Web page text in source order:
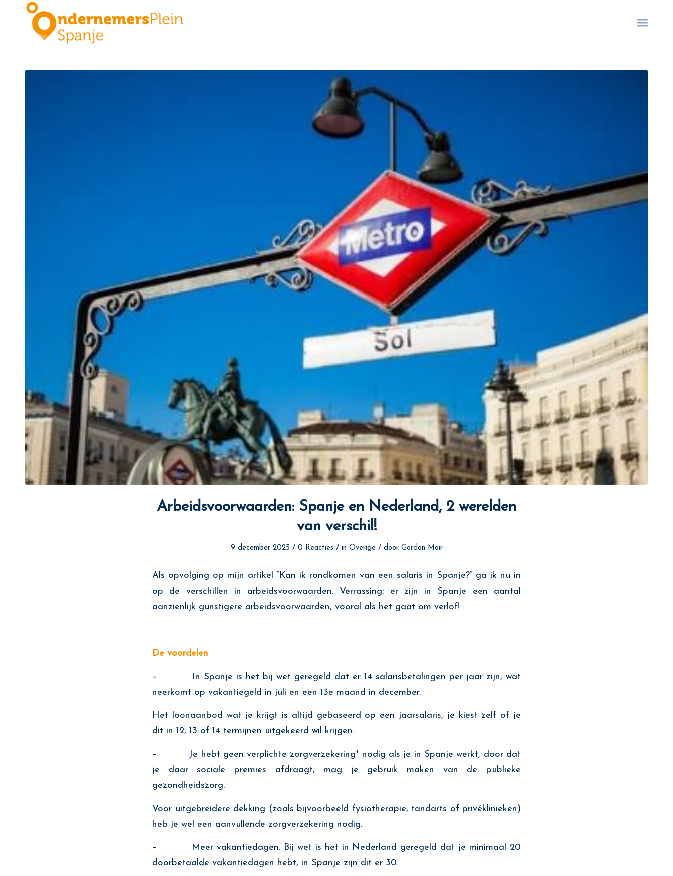
Arbeidsvoorwaarden: Spanje en Nederland, 2 werelden
van verschil!
9 december 2025 / 0 Reacties / in Overige / door Gordon Moir
Als opvolging op mijn artikel “Kan ik rondkomen van een salaris in Spanje?” ga ik nu in
op de verschillen in arbeidsvoorwaarden. Verrassing: er zijn in Spanje een aantal
aanzienlijk gunstigere arbeidsvoorwaarden, vooral als het gaat om verlof!
De voordelen
– In Spanje is het bij wet geregeld dat er 14 salarisbetalingen per jaar zijn, wat
neerkomt op vakantiegeld in juli en een 13e maand in december.
Het loonaanbod wat je krijgt is altijd gebaseerd op een jaarsalaris, je kiest zelf of je
dit in 12, 13 of 14 termijnen uitgekeerd wil krijgen.
– Je hebt geen verplichte zorgverzekering* nodig als je in Spanje werkt, door dat
je daar sociale premies afdraagt, mag je gebruik maken van de publieke
gezondheidszorg.
Voor uitgebreidere dekking (zoals bijvoorbeeld fysiotherapie, tandarts of privéklinieken)
heb je wel een aanvullende zorgverzekering nodig.
– Meer vakantiedagen. Bij wet is het in Nederland geregeld dat je minimaal 20
doorbetaalde vakantiedagen hebt, in Spanje zijn dit er 30.